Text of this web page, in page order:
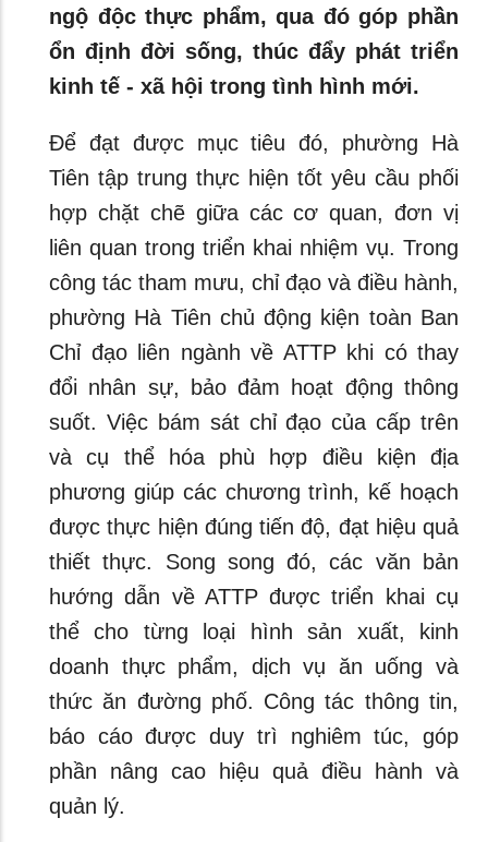
ngộ độc thực phẩm, qua đó góp phần
ổn định đời sống, thúc đẩy phát triển
kinh tế - xã hội trong tình hình mới.
Để đạt được mục tiêu đó, phường Hà
Tiên tập trung thực hiện tốt yêu cầu phối
hợp chặt chẽ giữa các cơ quan, đơn vị
liên quan trong triển khai nhiệm vụ. Trong
công tác tham mưu, chỉ đạo và điều hành,
phường Hà Tiên chủ động kiện toàn Ban
Chỉ đạo liên ngành về ATTP khi có thay
đổi nhân sự, bảo đảm hoạt động thông
suốt. Việc bám sát chỉ đạo của cấp trên
và cụ thể hóa phù hợp điều kiện địa
phương giúp các chương trình, kế hoạch
được thực hiện đúng tiến độ, đạt hiệu quả
thiết thực. Song song đó, các văn bản
hướng dẫn về ATTP được triển khai cụ
thể cho từng loại hình sản xuất, kinh
doanh thực phẩm, dịch vụ ăn uống và
thức ăn đường phố. Công tác thông tin,
báo cáo được duy trì nghiêm túc, góp
phần nâng cao hiệu quả điều hành và
quản lý.